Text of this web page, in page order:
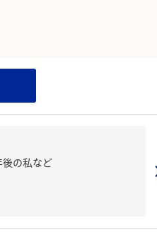
の私など